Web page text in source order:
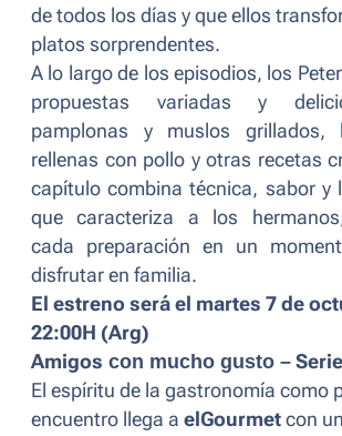
de todos los días y que ellos
platos sorprendentes.
A lo largo de los episodios, los
propuestas variadas y
pamplonas y muslos grillados,
rellenas con pollo y otras recetas
capítulo combina técnica, sabor y
que caracteriza a los
cada preparación en un
disfrutar en familia.
El estreno será el martes 7 de
22:00H (Arg)
Amigos con mucho gusto –
El espíritu de la gastronomía como
encuentro llega a elGourmet con